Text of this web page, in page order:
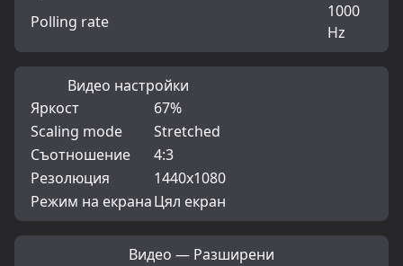
Polling rate
1000
Hz
Видео настройки
Яркост
67%
Scaling mode
Stretched
Съотношение
4:3
Резолюция
1440x1080
Режим на екранаЦял екран
Видео — Разширени